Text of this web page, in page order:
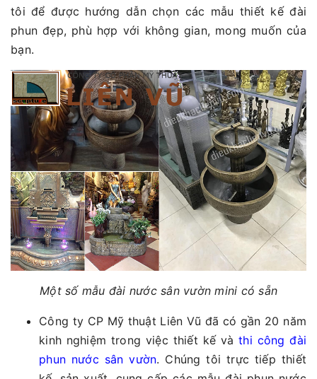
tôi để được hướng dẫn chọn các mẫu thiết kế đài
phun đẹp, phù hợp với không gian, mong muốn của
bạn.
Một số mẫu đài nước sân vườn mini có sẵn
Công ty CP Mỹ thuật Liên Vũ đã có gần 20 năm
kinh nghiệm trong việc thiết kế vàthi công đài
phun nước sân vườn. Chúng tôi trực tiếp thiết